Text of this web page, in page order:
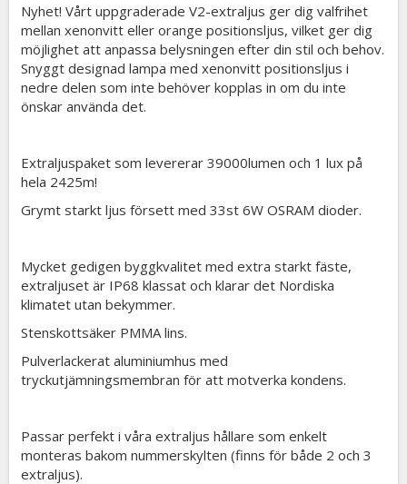
Nyhet! Vårt uppgraderade V2-extraljus ger dig valfrihet
mellan xenonvitt eller orange positionsljus, vilket ger dig
möjlighet att anpassa belysningen efter din stil och behov.
Snyggt designad lampa med xenonvitt positionsljus i
nedre delen som inte behöver kopplas in om du inte
önskar använda det.
Extraljuspaket som levererar 39000lumen och 1 lux på
hela 2425m!
Grymt starkt ljus försett med 33st 6W OSRAM dioder.
Mycket gedigen byggkvalitet med extra starkt fäste,
extraljuset är IP68 klassat och klarar det Nordiska
klimatet utan bekymmer.
Stenskottsäker PMMA lins.
Pulverlackerat aluminiumhus med
tryckutjämningsmembran för att motverka kondens.
Passar perfekt i våra extraljus hållare som enkelt
monteras bakom nummerskylten (finns för både 2 och 3
extraljus).